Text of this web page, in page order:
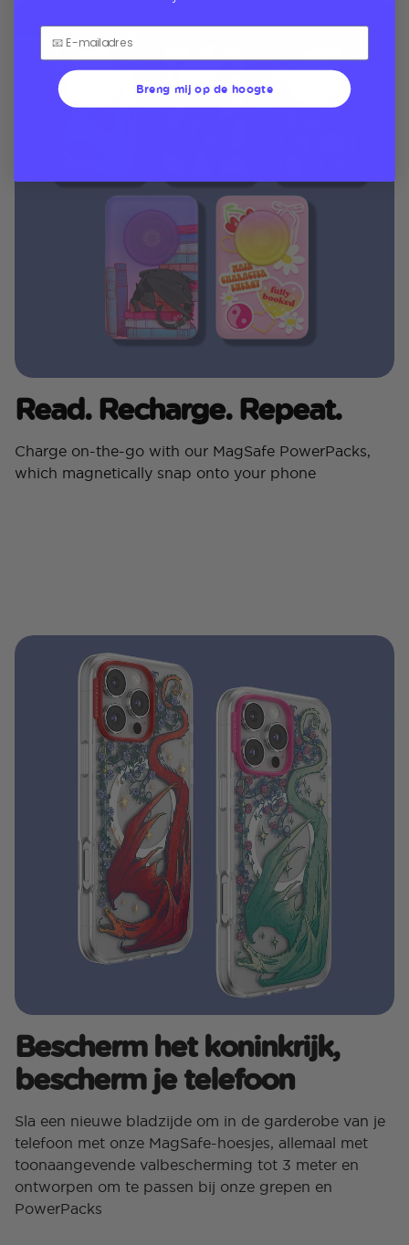
Read. Recharge. Repeat.
Charge on-the-go with our MagSafe PowerPacks,
which magnetically snap onto your phone
Bescherm het koninkrijk,
bescherm je telefoon
Sla een nieuwe bladzijde om in de garderobe van je
telefoon met onze MagSafe-hoesjes, allemaal met
toonaangevende valbescherming tot 3 meter en
ontworpen om te passen bij onze grepen en
PowerPacks
Breng mij op de hoogte